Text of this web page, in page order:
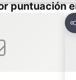
puntuación